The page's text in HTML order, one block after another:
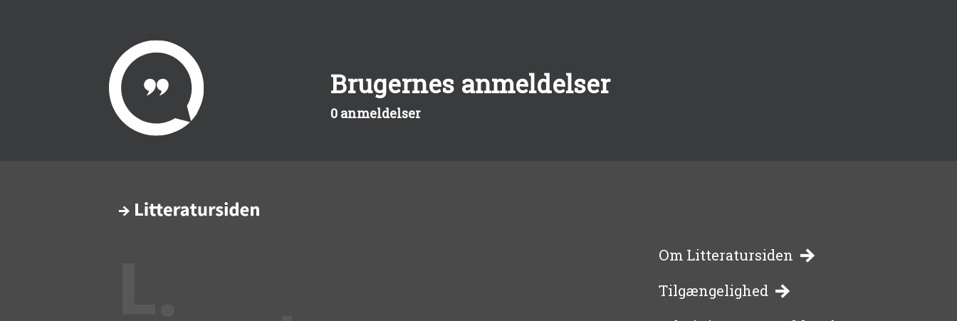
Brugernes anmeldelser
0 anmeldelser
-
Om Litteratursiden
Tilgængelighed